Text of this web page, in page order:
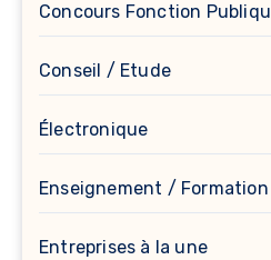
Concours Fonction
Conseil / Etude
Électronique
Enseignement / Formation
Entreprises à la une